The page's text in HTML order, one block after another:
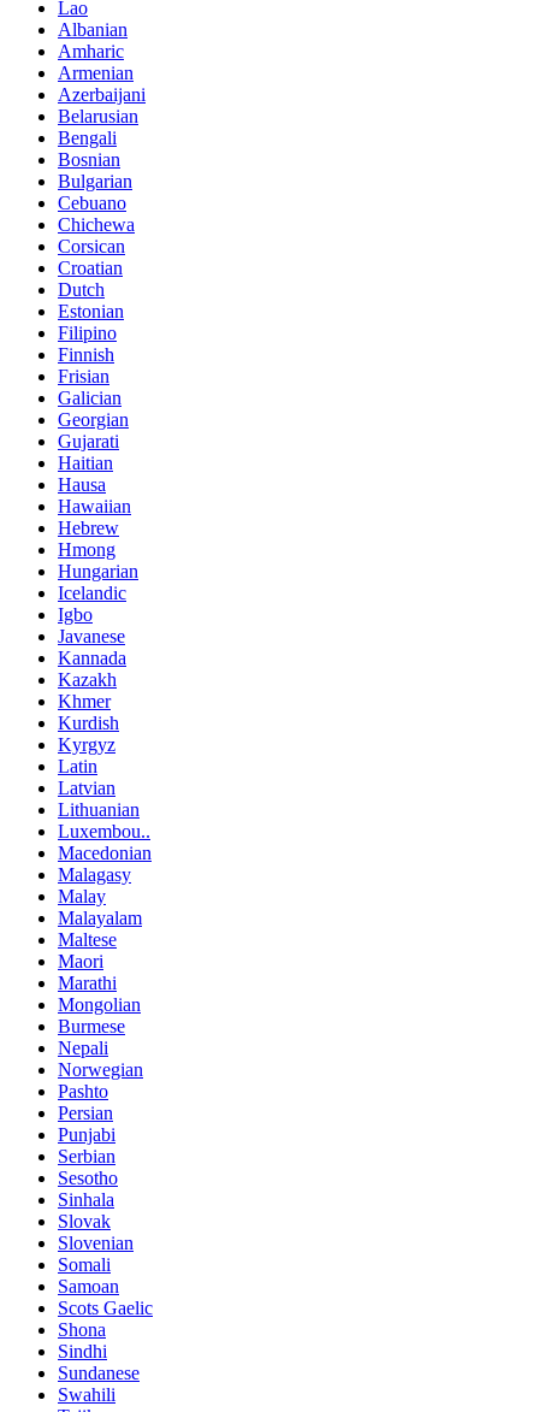
Lao
Albanian
Amharic
Armenian
Azerbaijani
Belarusian
Bengali
Bosnian
Bulgarian
Cebuano
Chichewa
Corsican
Croatian
Dutch
Estonian
Filipino
Finnish
Frisian
Galician
Georgian
Gujarati
Haitian
Hausa
Hawaiian
Hebrew
Hmong
Hungarian
Icelandic
Igbo
Javanese
Kannada
Kazakh
Khmer
Kurdish
Kyrgyz
Latin
Latvian
Lithuanian
Luxembou..
Macedonian
Malagasy
Malay
Malayalam
Maltese
Maori
Marathi
Mongolian
Burmese
Nepali
Norwegian
Pashto
Persian
Punjabi
Serbian
Sesotho
Sinhala
Slovak
Slovenian
Somali
Samoan
Scots Gaelic
Shona
Sindhi
Sundanese
Swahili